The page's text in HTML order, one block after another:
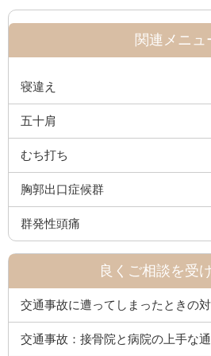
関連メニュ
寝違え
五十肩
むち打ち
胸郭出口症候群
群発性頭痛
良くご相談を受
交通事故に遭ってしまったときの
交通事故：接骨院と病院の上手な